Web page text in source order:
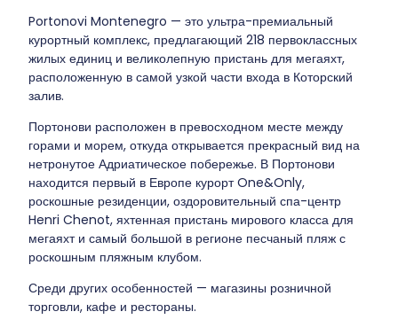
Portonovi Montenegro — это ультра-премиальный
курортный комплекс, предлагающий 218 первоклассных
жилых единиц и великолепную пристань для мегаяхт,
расположенную в самой узкой части входа в Которский
залив.
Портонови расположен в превосходном месте между
горами и морем, откуда открывается прекрасный вид на
нетронутое Адриатическое побережье. В Портонови
находится первый в Европе курорт One&Only,
роскошные резиденции, оздоровительный спа-центр
Henri Chenot, яхтенная пристань мирового класса для
мегаяхт и самый большой в регионе песчаный пляж с
роскошным пляжным клубом.
Среди других особенностей — магазины розничной
торговли, кафе и рестораны.